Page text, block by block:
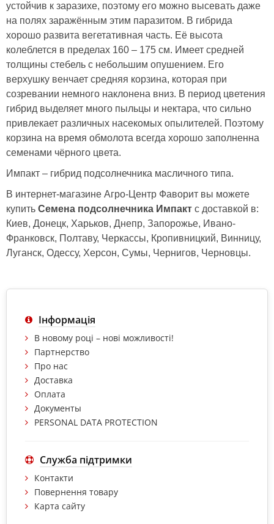
устойчив к заразихе, поэтому его можно высевать даже
на полях заражённым этим паразитом. В гибрида
хорошо развита вегетативная часть. Её высота
колеблется в пределах 160 – 175 см. Имеет средней
толщины стебель с небольшим опушением. Его
верхушку венчает средняя корзина, которая при
созревании немного наклонена вниз. В период цветения
гибрид выделяет много пыльцы и нектара, что сильно
привлекает различных насекомых опылителей. Поэтому
корзина на время обмолота всегда хорошо заполненна
семенами чёрного цвета.
Импакт – гибрид подсолнечника масличного типа.
В интернет-магазине Агро-Центр Фаворит вы можете
купить Семена подсолнечника Импакт с доставкой в:
Киев, Донецк, Харьков, Днепр, Запорожье, Ивано-
Франковск, Полтаву, Черкассы, Кропивницкий, Винницу,
Луганск, Одессу, Херсон, Сумы, Чернигов, Черновцы.
Інформація
В новому році – нові можливості!
Партнерство
Про нас
Доставка
Оплата
Документы
PERSONAL DATA PROTECTION
Служба підтримки
Контакти
Повернення товару
Карта сайту